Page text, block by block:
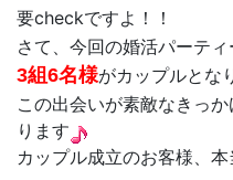
要checkですよ！！
さて、今回の婚活パーテ
3組6名様がカップルとな
この出会いが素敵なきっ
ります
カップル成立のお客様、